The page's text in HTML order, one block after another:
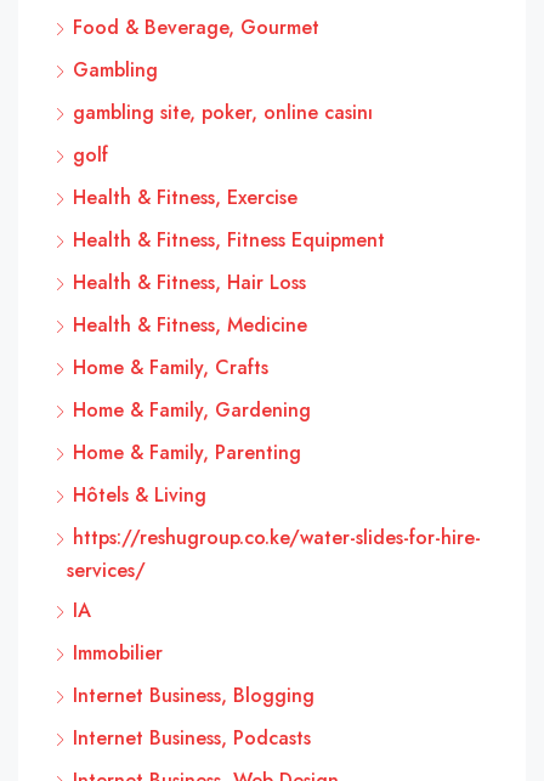
Food & Beverage, Gourmet
Gambling
gambling site, poker, online casinı
golf
Health & Fitness, Exercise
Health & Fitness, Fitness Equipment
Health & Fitness, Hair Loss
Health & Fitness, Medicine
Home & Family, Crafts
Home & Family, Gardening
Home & Family, Parenting
Hôtels & Living
https://reshugroup.co.ke/water-slides-for-hire-
services/
IA
Immobilier
Internet Business, Blogging
Internet Business, Podcasts